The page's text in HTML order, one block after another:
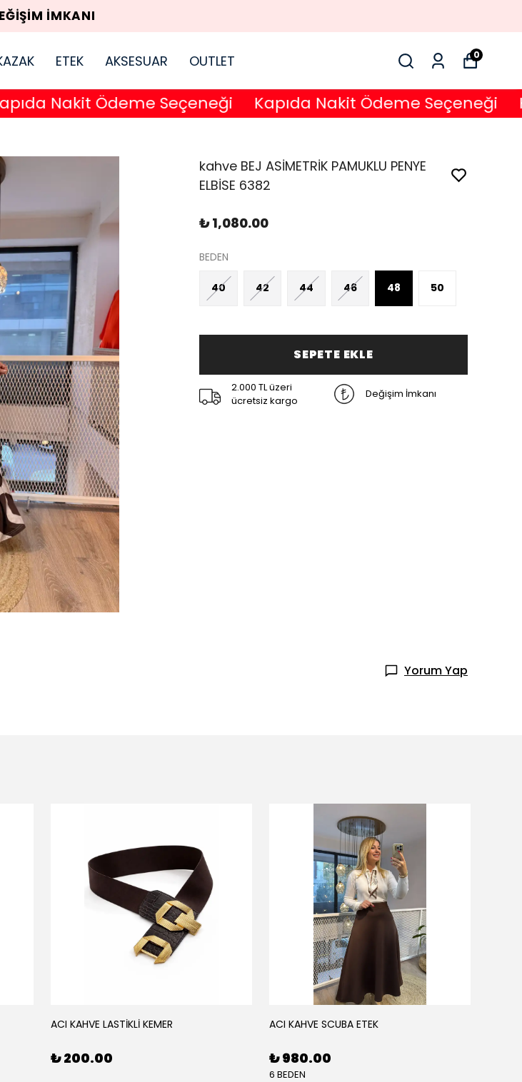
İMKANI
ETEK AKSESUAR OUTLET 0
Nakit Ödeme Seçeneği Kapıda Nakit Ödeme Seçeneği
kahve BEJ ASİMETRİK PAMUKLU PENYE
ELBİSE 6382
₺ 1,080.00
BEDEN
40 42 44 46 48 50
SEPETE EKLE
2.000 TL üzeri
ücretsiz kargo
Değişim İmkanı
Yorum Yap
ACI KAHVE LASTİKLİ KEMER
₺ 200.00
ACI KAHVE SCUBA ETEK
₺ 980.00
6 BEDEN